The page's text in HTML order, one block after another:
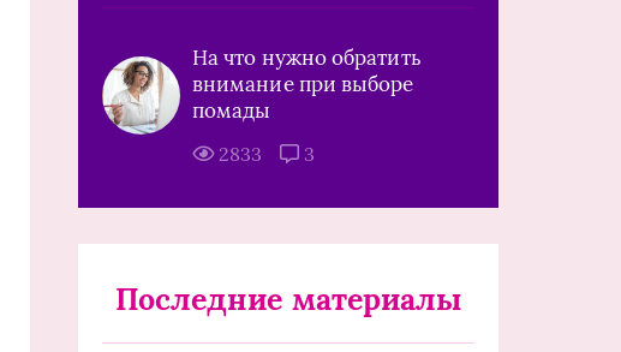
На что нужно обратить
внимание при выборе
помады
2833 3
Последние материалы